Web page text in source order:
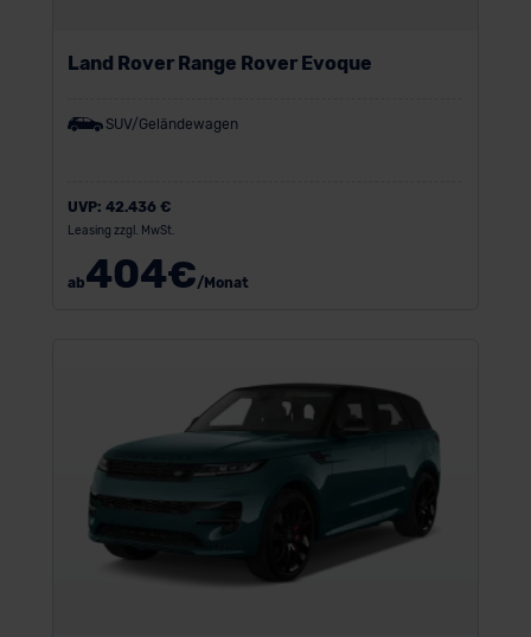
Land Rover Range Rover Evoque
SUV/Geländewagen
UVP: 42.436 €
Leasing zzgl. MwSt.
ab404€/Monat